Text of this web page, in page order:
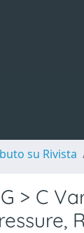
su Rivista
> C